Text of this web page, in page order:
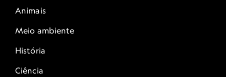
Animais
Meio ambiente
História
Ciência